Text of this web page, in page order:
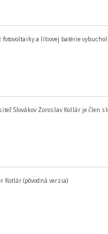
fotovoltaiky a lítiovej batérie
Slovákov Zoroslav Kollár je člen
Kotlár (pôvodná verzia)